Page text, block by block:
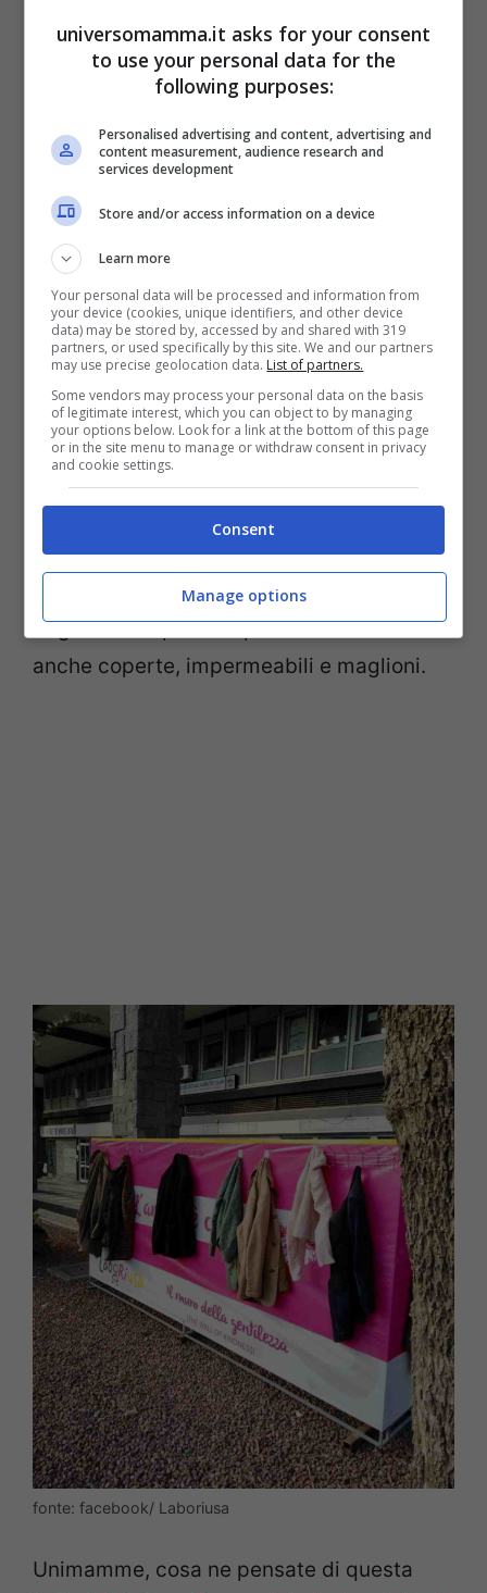
partecipazione”.
“Per una volta i muri non dividono popoli e
culture con colate di cemento e filo
spinato. Non dividono il Messico dagli Stati
Uniti. Non oscurano Berlino Est da Berlino
Ovest. Non respingono la Palestina da
Israele. Questa volta i muri diventano ponti
per unire. Sono passate poco più di 48
mostrando il volto civile di quella Catania
che noi tutti amiamo. Grazie“.
In questo modo si riesce ad avvicinare i
cittadini alle realtà dell’emarginazione.
Sugli attaccapanni si possono lasciare
anche coperte, impermeabili e maglioni.
fonte: facebook/ Laboriusa
Unimamme, cosa ne pensate di questa
universomamma.it asks for your consent
to use your personal data for the
following purposes:
Personalised advertising and content, advertising and
content measurement, audience research and
services development
Store and/or access information on a device
Learn more
Your personal data will be processed and information from
your device (cookies, unique identifiers, and other device
data) may be stored by, accessed by and shared with 319
partners, or used specifically by this site. We and our partners
may use precise geolocation data. List of partners.
Some vendors may process your personal data on the basis
of legitimate interest, which you can object to by managing
your options below. Look for a link at the bottom of this page
or in the site menu to manage or withdraw consent in privacy
and cookie settings.
Consent
Manage options